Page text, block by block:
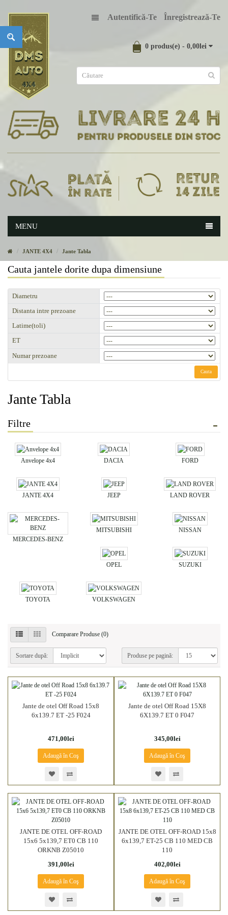
Autentifică-Te Înregistrează-Te
0 produs(e) - 0,00lei
MENU
JANTE 4X4 Jante Tabla
Cauta jantele dorite dupa dimensiune
Diametru
Distanta intre prezoane
Latime(toli)
ET
Numar prezoane
Cauta
Jante Tabla
Filtre
Anvelope 4x4 DACIA FORD
JANTE 4X4 JEEP LAND ROVER
MERCEDES-BENZ
MITSUBISHI NISSAN
OPEL SUZUKI
TOYOTA VOLKSWAGEN
Comparare Produse (0)
Sortare după: Produse pe pagină:
Jante de otel Off Road 15x8
6x139.7 ET -25 F024
471,00lei
Adaugă în Coş
Jante de otel Off Road 15X8
6X139.7 ET 0 F047
345,00lei
Adaugă în Coş
JANTE DE OTEL OFF-ROAD
15x6 5x139,7 ET0 CB 110
ORKNB Z05010
391,00lei
Adaugă în Coş
JANTE DE OTEL OFF-ROAD 15x8
6x139,7 ET-25 CB 110 MED CB
110
402,00lei
Adaugă în Coş